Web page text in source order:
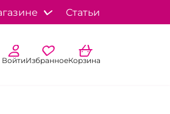
Статьи
ВойтиИзбранноеКорзина